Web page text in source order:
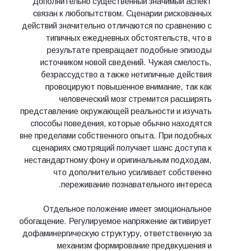
связан к любопытством. Сценарии рискованных
действий значительно отличаются по сравнению с
типичных ежедневных обстоятельств, что в
результате превращает подобные эпизоды
источником новой сведений. Чужая смелость,
безрассудство а также нетипичные действия
провоцируют повышенное внимание, так как
человеческий мозг стремится расширять
представление окружающей реальности и изучать
способы поведения, которые обычно находятся
вне пределами собственного опыта. При подобных
сценариях смотрящий получает шанс доступа к
нестандартному фону и оригинальным подходам,
что дополнительно усиливает собственно
переживание познавательного интереса.
Отдельное положение имеет эмоциональное
обогащение. Регулируемое напряжение активирует
дофаминергическую структуру, ответственную за
механизм формирование предвкушения и